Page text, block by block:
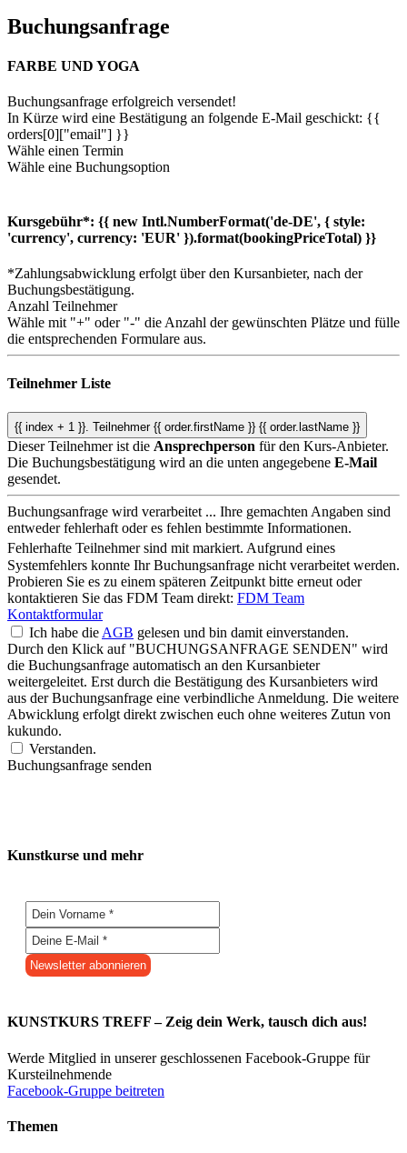
Buchungsanfrage
FARBE UND YOGA
Buchungsanfrage erfolgreich versendet!
In Kürze wird eine Bestätigung an folgende E-Mail geschickt: {{
orders[0]["email"] }}
Wähle einen Termin
Wähle eine Buchungsoption
Kursgebühr*: {{ new Intl.NumberFormat('de-DE', { style:
'currency', currency: 'EUR' }).format(bookingPriceTotal) }}
*Zahlungsabwicklung erfolgt über den Kursanbieter, nach der
Buchungsbestätigung.
Anzahl Teilnehmer
Wähle mit "+" oder "-" die Anzahl der gewünschten Plätze und fülle
die entsprechenden Formulare aus.
Teilnehmer Liste
{{ index + 1 }}. Teilnehmer {{ order.firstName }} {{ order.lastName }}
Dieser Teilnehmer ist die Ansprechperson für den Kurs-Anbieter.
Die Buchungsbestätigung wird an die unten angegebene E-Mail
gesendet.
Buchungsanfrage wird verarbeitet ... Ihre gemachten Angaben sind
entweder fehlerhaft oder es fehlen bestimmte Informationen.
Fehlerhafte Teilnehmer sind mit markiert. Aufgrund eines
Systemfehlers konnte Ihr Buchungsanfrage nicht verarbeitet werden.
Probieren Sie es zu einem späteren Zeitpunkt bitte erneut oder
kontaktieren Sie das FDM Team direkt: FDM Team
Kontaktformular
Ich habe die AGB gelesen und bin damit einverstanden.
Durch den Klick auf "BUCHUNGSANFRAGE SENDEN" wird
die Buchungsanfrage automatisch an den Kursanbieter
weitergeleitet. Erst durch die Bestätigung des Kursanbieters wird
aus der Buchungsanfrage eine verbindliche Anmeldung. Die weitere
Abwicklung erfolgt direkt zwischen euch ohne weiteres Zutun von
kukundo.
Verstanden.
Buchungsanfrage senden
Kunstkurse und mehr
KUNSTKURS TREFF – Zeig dein Werk, tausch dich aus!
Werde Mitglied in unserer geschlossenen Facebook-Gruppe für
Kursteilnehmende
Facebook-Gruppe beitreten
Themen